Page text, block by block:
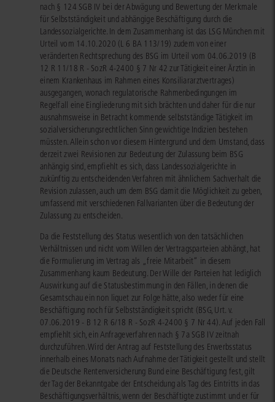
nach § 124 SGB IV bei der Abwägung und Bewertung der Merkmale
für Selbstständigkeit und abhängige Beschäftigung durch die
Landessozialgerichte. In dem Zusammenhang ist das LSG München mit
Urteil vom 14.10.2020 (L 6 BA 113/19) zudem von einer
veränderten Rechtsprechung des BSG im Urteil vom 04.06.2019 (B
12 R 11/18 R - SozR 4-2400 § 7 Nr 42 zur Tätigkeit einer Ärztin in
einem Krankenhaus im Rahmen eines Konsiliararztvertrages)
ausgegangen, wonach regulatorische Rahmenbedingungen im
Regelfall eine Eingliederung mit sich brächten und daher für die nur
ausnahmsweise in Betracht kommende selbstständige Tätigkeit im
sozialversicherungsrechtlichen Sinn gewichtige Indizien bestehen
müssten. Allein schon vor diesem Hintergrund und dem Umstand, dass
derzeit zwei Revisionen zur Bedeutung der Zulassung beim BSG
anhängig sind, empfiehlt es sich, dass Landessozialgerichte in
zukünftig zu entscheidenden Verfahren mit ähnlichem Sachverhalt die
Revision zulassen, auch um dem BSG damit die Möglichkeit zu geben,
umfassend mit verschiedenen Fallvarianten über die Bedeutung der
Zulassung zu entscheiden.
Da die Feststellung des Status wesentlich von den tatsächlichen
Verhältnissen und nicht vom Willen der Vertragsparteien abhängt, hat
die Formulierung im Vertrag als „freie Mitarbeit“ in diesem
Zusammenhang kaum Bedeutung. Der Wille der Parteien hat lediglich
Auswirkung auf die Statusbestimmung in den Fällen, in denen die
Gesamtschau ein non liquet zur Folge hätte, also weder für eine
Beschäftigung noch für Selbstständigkeit spricht (BSG, Urt. v.
07.06.2019 - B 12 R 6/18 R - SozR 4-2400 § 7 Nr 44). Auf jeden Fall
empfiehlt sich, ein Anfrageverfahren nach § 7a SGB IV zeitnah
durchzuführen. Wird der Antrag auf Feststellung des Erwerbsstatus
innerhalb eines Monats nach Aufnahme der Tätigkeit gestellt und stellt
die Deutsche Rentenversicherung Bund eine Beschäftigung fest, gilt
der Tag der Bekanntgabe der Entscheidung als Tag des Eintritts in das
Beschäftigungsverhältnis, wenn der Beschäftigte zustimmt und er für